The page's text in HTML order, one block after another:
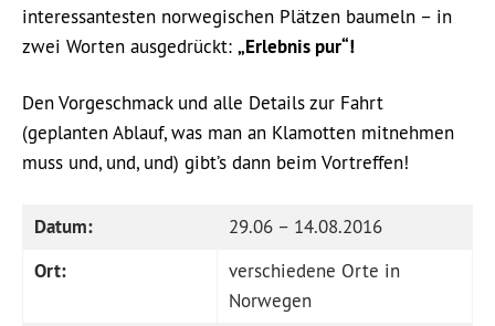
interessantesten norwegischen Plätzen baumeln – in
zwei Worten ausgedrückt: „Erlebnis pur“!
Den Vorgeschmack und alle Details zur Fahrt
(geplanten Ablauf, was man an Klamotten mitnehmen
muss und, und, und) gibt’s dann beim Vortreffen!
Datum:
29.06 – 14.08.2016
Ort:
verschiedene Orte in
Norwegen